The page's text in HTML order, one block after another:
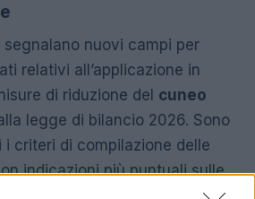
nuovi campi per
relativi all’applicazione in
di riduzione del cuneo
legge di bilancio 2026. Sono
criteri di compilazione delle
indicazioni più puntuali sulle